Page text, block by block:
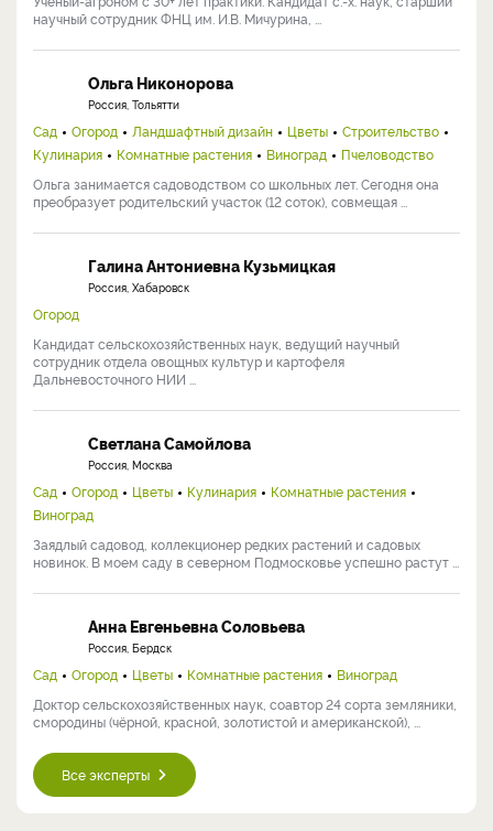
научный сотрудник ФНЦ им. И.В. Мичурина, ...
Ольга Никонорова
Россия, Тольятти
Сад Огород Ландшафтный дизайн Цветы
Строительство
Кулинария
Комнатные растения Виноград
Пчеловодство
Ольга занимается садоводством со школьных лет. Сегодня она
преобразует родительский участок (12 соток), совмещая ...
Галина Антониевна Кузьмицкая
Россия, Хабаровск
Огород
Кандидат сельскохозяйственных наук, ведущий научный
сотрудник отдела овощных культур и картофеля
Дальневосточного НИИ ...
Светлана Самойлова
Россия, Москва
Сад Огород Цветы Кулинария
Комнатные растения
Виноград
Заядлый садовод, коллекционер редких растений и садовых
новинок. В моем саду в северном Подмосковье успешно растут ...
Анна Евгеньевна Соловьева
Россия, Бердск
Сад Огород Цветы Комнатные растения
Виноград
Доктор сельскохозяйственных наук, соавтор 24 сорта земляники,
смородины (чёрной, красной, золотистой и американской), ...
Все эксперты